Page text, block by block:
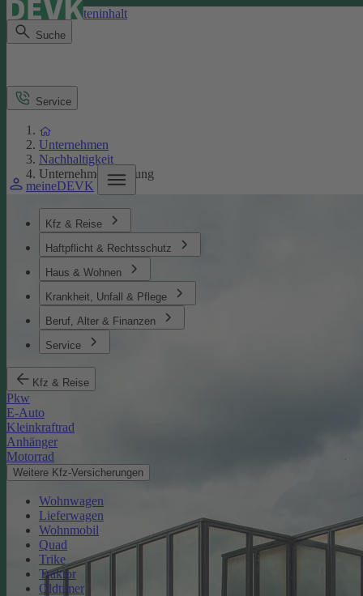
Direkt zum Seiteninhalt
Suche
meineDEVK
Kfz & Reise
Haftpflicht & Rechtsschutz
Haus & Wohnen
Krankheit, Unfall & Pflege
Beruf, Alter & Finanzen
Service
Kfz & Reise
Pkw
E-Auto
Kleinkraftrad
Anhänger
Motorrad
Weitere Kfz-Versicherungen
Wohnwagen
Lieferwagen
Wohnmobil
Quad
Trike
Traktor
Oldtimer
Service
Unternehmen
Nachhaltigkeit
Unternehmensführung